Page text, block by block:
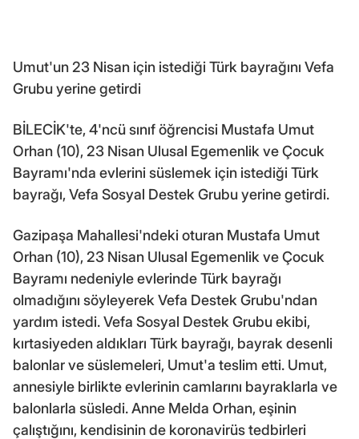
Umut'un 23 Nisan için istediği Türk bayrağını Vefa
Grubu yerine getirdi
BİLECİK'te, 4'ncü sınıf öğrencisi Mustafa Umut
Orhan (10), 23 Nisan Ulusal Egemenlik ve Çocuk
Bayramı'nda evlerini süslemek için istediği Türk
bayrağı, Vefa Sosyal Destek Grubu yerine getirdi.
Gazipaşa Mahallesi'ndeki oturan Mustafa Umut
Orhan (10), 23 Nisan Ulusal Egemenlik ve Çocuk
Bayramı nedeniyle evlerinde Türk bayrağı
olmadığını söyleyerek Vefa Destek Grubu'ndan
yardım istedi. Vefa Sosyal Destek Grubu ekibi,
kırtasiyeden aldıkları Türk bayrağı, bayrak desenli
balonlar ve süslemeleri, Umut'a teslim etti. Umut,
annesiyle birlikte evlerinin camlarını bayraklarla ve
balonlarla süsledi. Anne Melda Orhan, eşinin
çalıştığını, kendisinin de koronavirüs tedbirleri